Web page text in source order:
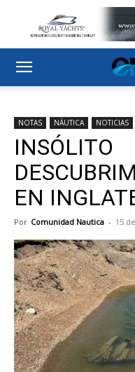
NOTAS NÁUTICA NOTICIAS
INSÓLITO
EN
Por Comunidad Nautica - 15